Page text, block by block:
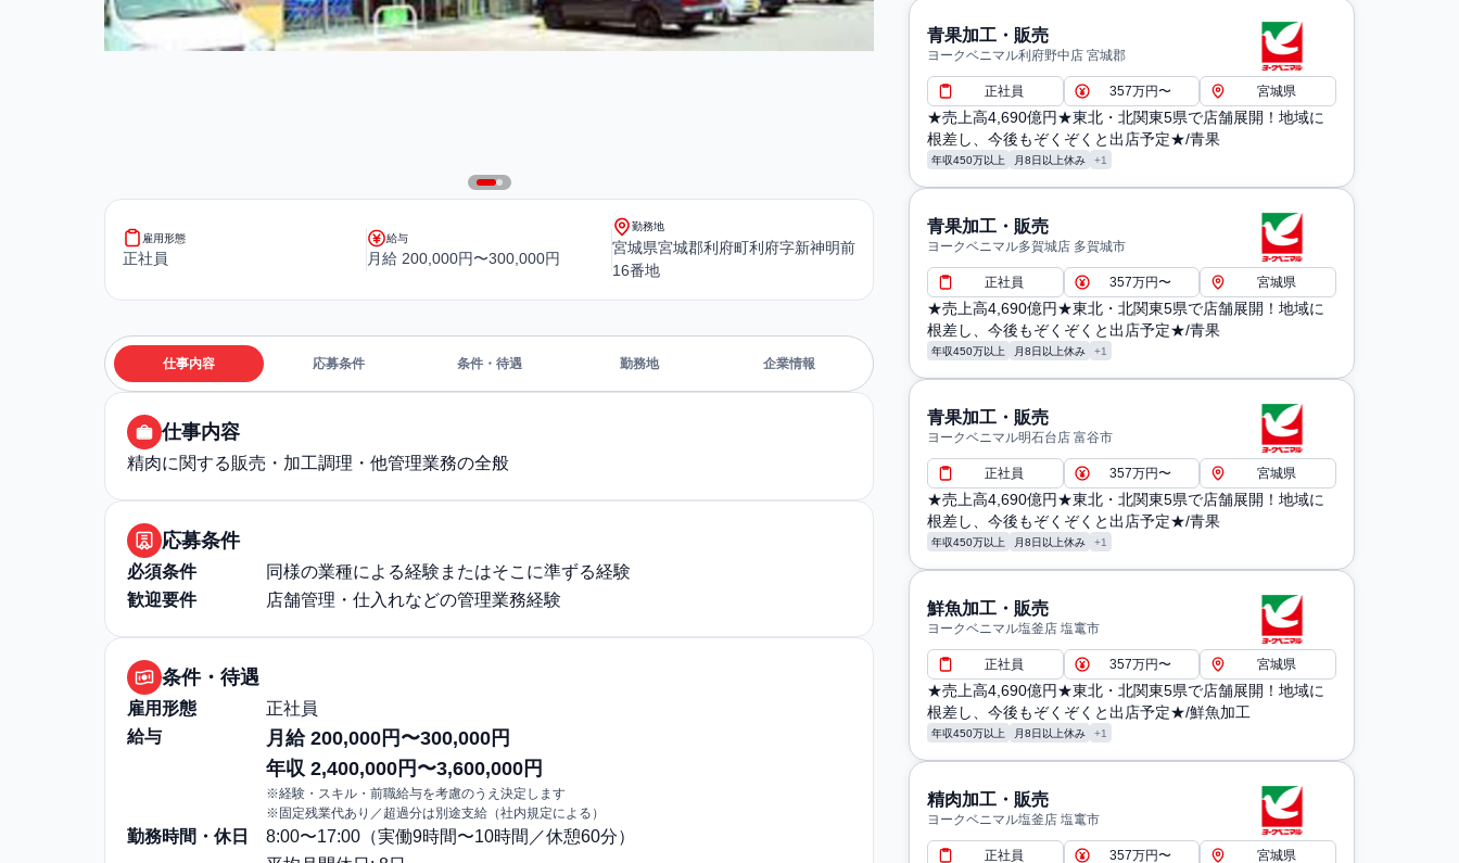
雇用形態
正社員
給与
月給 200,000円〜300,000円
勤務地
宮城県宮城郡利府町利府字新神明前
16番地
仕事内容 応募条件 条件・待遇 勤務地 企業情報
仕事内容
精肉に関する販売・加工調理・他管理業務の全般
応募条件
必須条件
同様の業種による経験またはそこに準ずる経験
歓迎要件
店舗管理・仕入れなどの管理業務経験
条件・待遇
雇用形態
正社員
給与
月給 200,000円〜300,000円
年収 2,400,000円〜3,600,000円
※経験・スキル・前職給与を考慮のうえ決定します
※固定残業代あり／超過分は別途支給（社内規定による）
勤務時間・休日
8:00〜17:00（実働9時間〜10時間／休憩60分）
青果加工・販売
ヨークベニマル利府野中店 宮城郡
正社員 357万円〜 宮城県
★売上高4,690億円★東北・北関東5県で店舗展開！地域に
根差し、今後もぞくぞくと出店予定★/青果
年収450万以上 月8日以上休み +1
青果加工・販売
ヨークベニマル多賀城店 多賀城市
正社員 357万円〜 宮城県
★売上高4,690億円★東北・北関東5県で店舗展開！地域に
根差し、今後もぞくぞくと出店予定★/青果
年収450万以上 月8日以上休み +1
青果加工・販売
ヨークベニマル明石台店 富谷市
正社員 357万円〜 宮城県
★売上高4,690億円★東北・北関東5県で店舗展開！地域に
根差し、今後もぞくぞくと出店予定★/青果
年収450万以上 月8日以上休み +1
鮮魚加工・販売
ヨークベニマル塩釜店 塩竃市
正社員 357万円〜 宮城県
★売上高4,690億円★東北・北関東5県で店舗展開！地域に
根差し、今後もぞくぞくと出店予定★/鮮魚加工
年収450万以上 月8日以上休み +1
精肉加工・販売
ヨークベニマル塩釜店 塩竃市
正社員 357万円〜 宮城県